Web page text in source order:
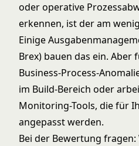
oder operative
erkennen, ist der am
Einige
Brex) bauen das ein.
Business-Process-
im Build-Bereich oder
Monitoring-Tools, die für
angepasst werden.
Bei der Bewertung